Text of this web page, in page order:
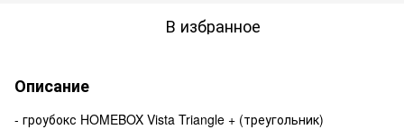
В избранное
Описание
- гроубокс HOMEBOX Vista Triangle + (треугольник)